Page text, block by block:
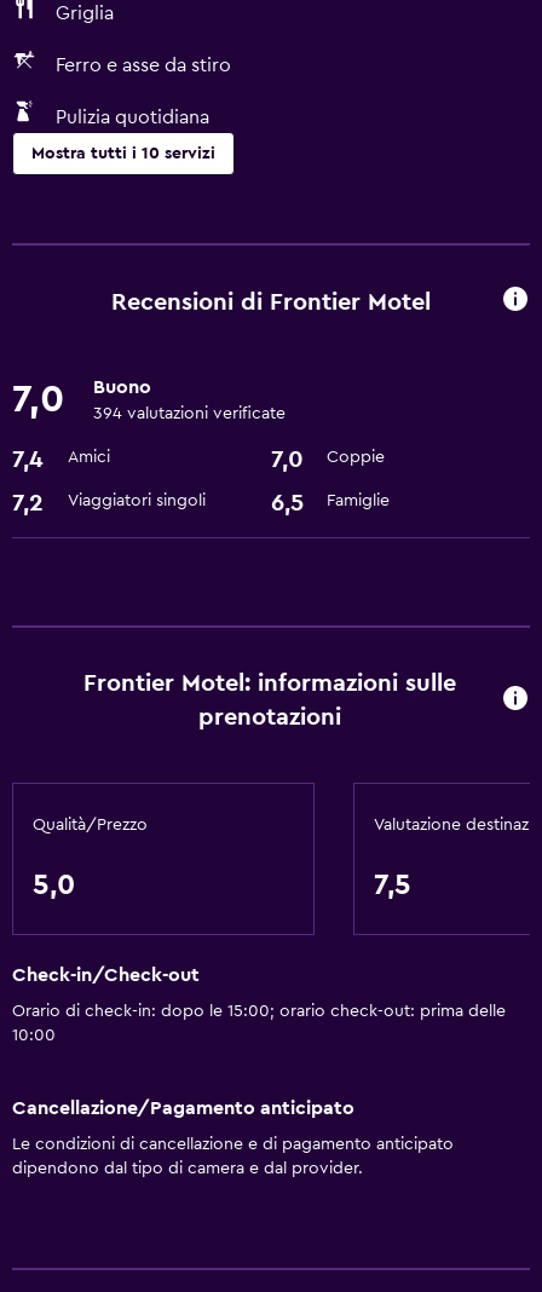
Griglia
Ferro e asse da stiro
Pulizia quotidiana
Mostra tutti i 10 servizi
Servizio in camera
Lavanderia
Ferro e asse da stiro
Di base
Media e intrattenimento
Esterno
Griglia
Salute e sicurezza
Pulizia quotidiana
Recensioni di Frontier Motel
7,0 Buono
394 valutazioni verificate
7,4 Amici 7,0 Coppie
7,2 Viaggiatori singoli 6,5 Famiglie
Frontier Motel: informazioni sulle
prenotazioni
Qualità/Prezzo
5,0
Valutazione
7,5
Check-in/Check-out
Orario di check-in: dopo le 15:00; orario check-out: prima delle
10:00
Cancellazione/Pagamento anticipato
Le condizioni di cancellazione e di pagamento anticipato
dipendono dal tipo di camera e dal provider.